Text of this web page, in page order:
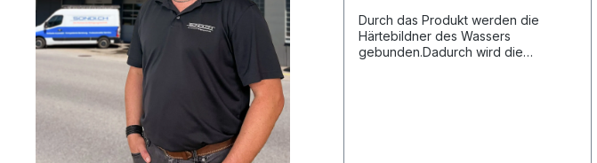
Durch das Produkt werden die
Härtebildner des Wassers
gebunden.Dadurch wird die